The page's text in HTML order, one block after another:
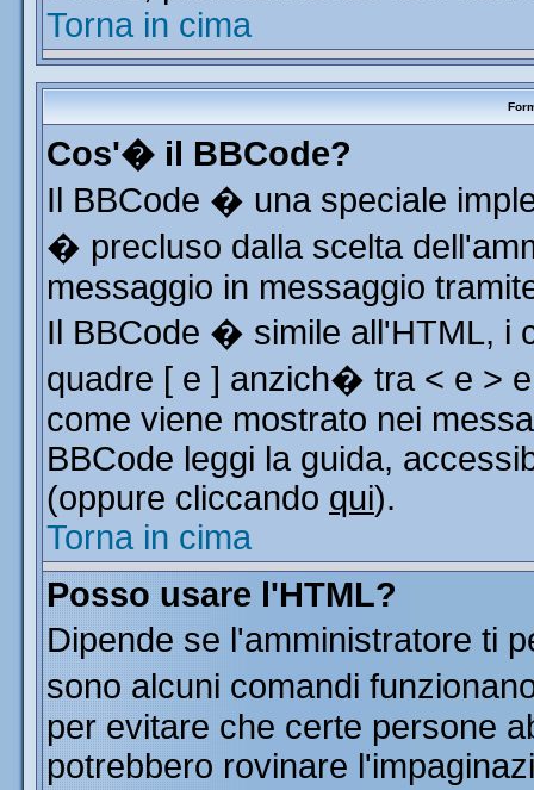
Torna in cima
Cos'� il BBCode?
Il BBCode � una speciale
� precluso dalla scelta
messaggio in messaggio
Il BBCode � simile all'HTML, i
quadre [ e ] anzich� tra < e >
come viene mostrato nei
BBCode leggi la guida,
(oppure cliccando qui).
Torna in cima
Posso usare l'HTML?
Dipende se l'amministratore ti
sono alcuni comandi
per evitare che certe persone
potrebbero rovinare